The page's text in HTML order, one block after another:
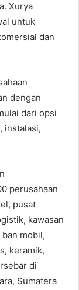
Xurya
untuk
dan
dengan
dari opsi
instalasi,
perusahaan
pusat
kawasan
mobil,
keramik,
di
Sumatera